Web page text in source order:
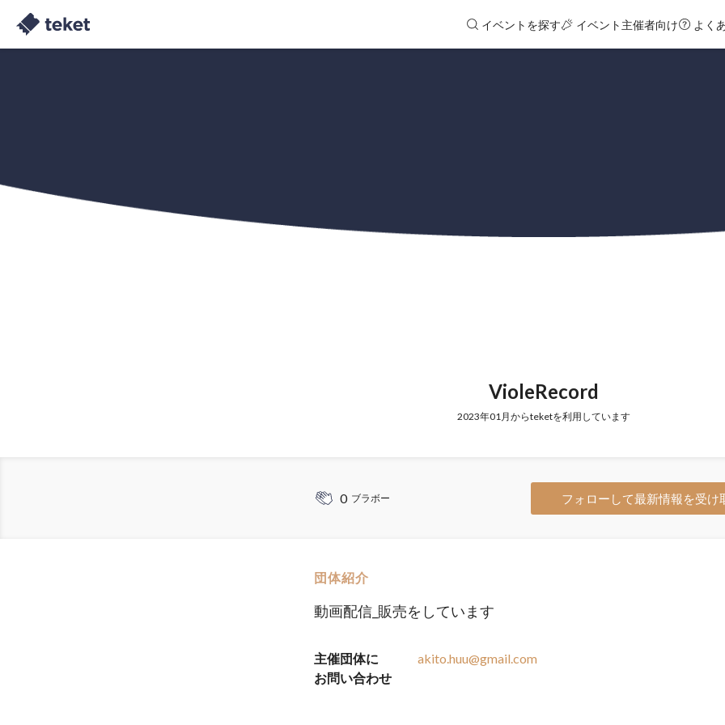
イベントを探す イベント主催者向け よく
VioleRecord
2023年01月からteketを利用しています
0 ブラボー フォローして最新情報を受け
団体紹介
動画配信_販売をしています
主催団体に
お問い合わせ
akito.huu@gmail.com